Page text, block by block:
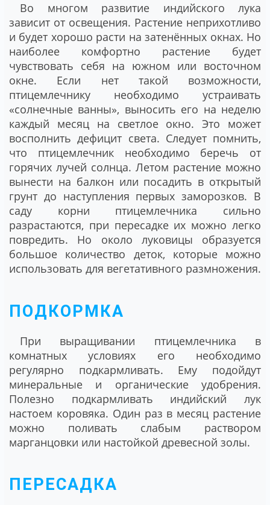
Во многом развитие индийского лука
зависит от освещения. Растение неприхотливо
и будет хорошо расти на затенённых окнах. Но
наиболее комфортно растение будет
чувствовать себя на южном или восточном
окне. Если нет такой возможности,
птицемлечнику необходимо устраивать
«солнечные ванны», выносить его на неделю
каждый месяц на светлое окно. Это может
восполнить дефицит света. Следует помнить,
что птицемлечник необходимо беречь от
горячих лучей солнца. Летом растение можно
вынести на балкон или посадить в открытый
грунт до наступления первых заморозков. В
саду корни птицемлечника сильно
разрастаются, при пересадке их можно легко
повредить. Но около луковицы образуется
большое количество деток, которые можно
использовать для вегетативного размножения.
ПОДКОРМКА
При выращивании птицемлечника в
комнатных условиях его необходимо
регулярно подкармливать. Ему подойдут
минеральные и органические удобрения.
Полезно подкармливать индийский лук
настоем коровяка. Один раз в месяц растение
можно поливать слабым раствором
марганцовки или настойкой древесной золы.
ПЕРЕСАДКА